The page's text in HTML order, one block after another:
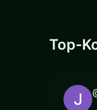
Top-